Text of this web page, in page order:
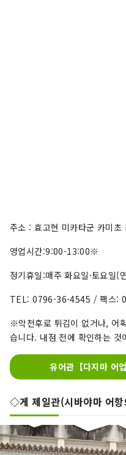
주소 : 효고현 미카타군 카미초
영업시간:9:00-13:00※
정기휴일:매주 화요일·토요일
TEL: 0796-36-4545 / 팩스:
※악천후로 튀김이 없거나, 어
습니다. 내점 전에 확인하는 것
유어관【다지마 어
◇게 제일관(시바야마 어항